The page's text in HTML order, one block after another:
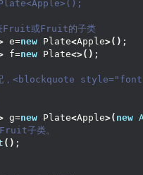
或Fruit的子类
e=new Plate<Apple>() ;
f=new Plate<>() ;
，<blockquote
g=new Plate<Apple>( new
子类。
() ;